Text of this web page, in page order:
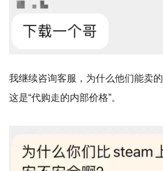
我继续咨询客服，为什么他们能卖
这是“代购走的内部价格”。